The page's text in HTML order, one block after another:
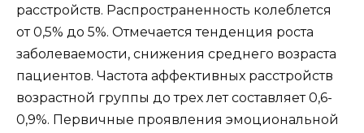
расстройств. Распространенность колеблется
от 0,5% до 5%. Отмечается тенденция роста
заболеваемости, снижения среднего возраста
пациентов. Частота аффективных расстройств
возрастной группы до трех лет составляет 0,6-
0,9%. Первичные проявления эмоциональной